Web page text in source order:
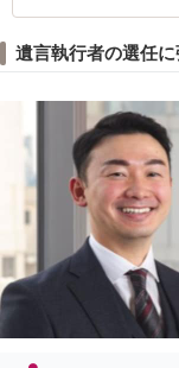
遺言執行者の選任